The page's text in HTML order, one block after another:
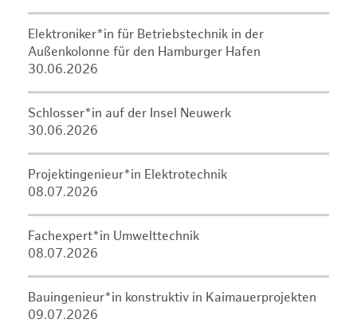
Elektroniker*in für Betriebstechnik in der
Außenkolonne für den Hamburger Hafen
30.06.2026
Schlosser*in auf der Insel Neuwerk
30.06.2026
Projektingenieur*in Elektrotechnik
08.07.2026
Fachexpert*in Umwelttechnik
08.07.2026
Bauingenieur*in konstruktiv in Kaimauerprojekten
09.07.2026